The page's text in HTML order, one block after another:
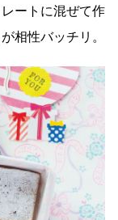
ートに混ぜて作
相性バッチリ。